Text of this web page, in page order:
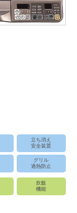
立ち消え
安全装置
グリル
過熱防止
炊飯
機能